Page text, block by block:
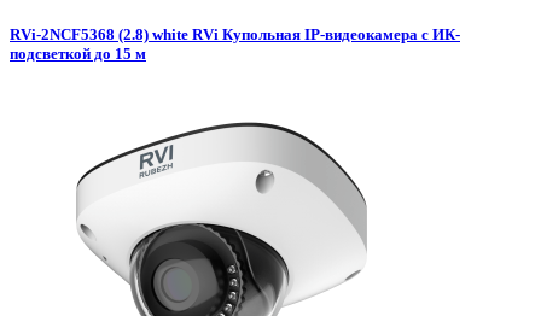
RVi-2NCF5368 (2.8) white RVi Купольная IP-видеокамера с ИК-
подсветкой до 15 м